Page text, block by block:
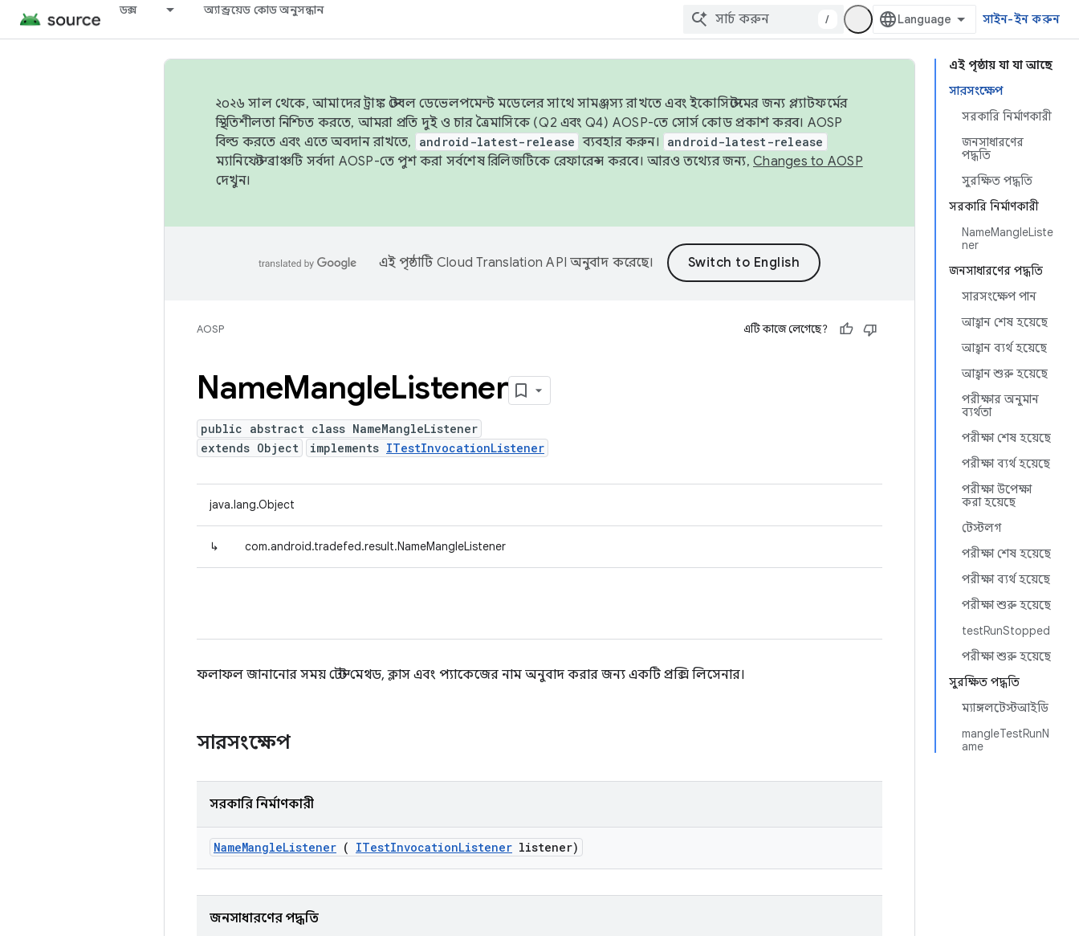
ডক্স অ্যান্ড্রয়েড কোড অনুসন্ধান
/ সাইন-ইন করুন
এই পৃষ্ঠায় যা যা আছে
সারসংক্ষেপ
সরকারি নির্মাণকারী
জনসাধারণের
পদ্ধতি
সুরক্ষিত পদ্ধতি
সরকারি নির্মাণকারী
NameMangleListe
ner
জনসাধারণের পদ্ধতি
সারসংক্ষেপ পান
আহ্বান শেষ হয়েছে
আহ্বান ব্যর্থ হয়েছে
আহ্বান শুরু হয়েছে
পরীক্ষার অনুমান
ব্যর্থতা
পরীক্ষা শেষ হয়েছে
পরীক্ষা ব্যর্থ হয়েছে
পরীক্ষা উপেক্ষা
করা হয়েছে
টেস্টলগ
পরীক্ষা শেষ হয়েছে
পরীক্ষা ব্যর্থ হয়েছে
পরীক্ষা শুরু হয়েছে
testRunStopped
পরীক্ষা শুরু হয়েছে
সুরক্ষিত পদ্ধতি
ম্যাঙ্গলটেস্টআইডি
mangleTestRunN
ame
২০২৬ সাল থেকে, আমাদের ট্রাঙ্ক স্টেবল ডেভেলপমেন্ট মডেলের সাথে সামঞ্জস্য রাখতে এবং ইকোসিস্টেমের জন্য প্ল্যাটফর্মের
স্থিতিশীলতা নিশ্চিত করতে, আমরা প্রতি দুই ও চার ত্রৈমাসিকে (Q2 এবং Q4) AOSP-তে সোর্স কোড প্রকাশ করব। AOSP
বিল্ড করতে এবং এতে অবদান রাখতে,
android-latest-release ব্যবহার করুন। android-latest-release
ম্যানিফেস্ট ব্রাঞ্চটি সর্বদা AOSP-তে পুশ করা সর্বশেষ রিলিজটিকে রেফারেন্স করবে। আরও তথ্যের জন্য, Changes to AOSP
দেখুন।
এই পৃষ্ঠাটি Cloud Translation API অনুবাদ করেছে।
AOSP এটি কাজে লেগেছে?
NameMangleListener
public abstract class NameMangleListener
extends Object
implements ITestInvocationListener
java.lang.Object
↳ com.android.tradefed.result.NameMangleListener
ফলাফল জানানোর সময় টেস্ট মেথড, ক্লাস এবং প্যাকেজের নাম অনুবাদ করার জন্য একটি প্রক্সি লিসেনার।
সারসংক্ষেপ
সরকারি নির্মাণকারী
NameMangleListener ( ITestInvocationListener listener)
জনসাধারণের পদ্ধতি